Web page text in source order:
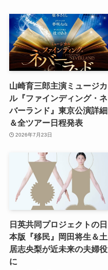
山崎育三郎主演ミュージカ
ル『ファインディング・ネ
バーランド』東京公演詳細
＆全ツアー日程発表
2026年7月23日
日英共同プロジェクトの日
本版『移民』岡田将生＆土
居志央梨が近未来の夫婦役
に